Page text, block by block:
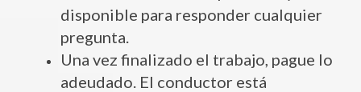
disponible para responder cualquier
pregunta.
Una vez finalizado el trabajo, pague lo
adeudado. El conductor está